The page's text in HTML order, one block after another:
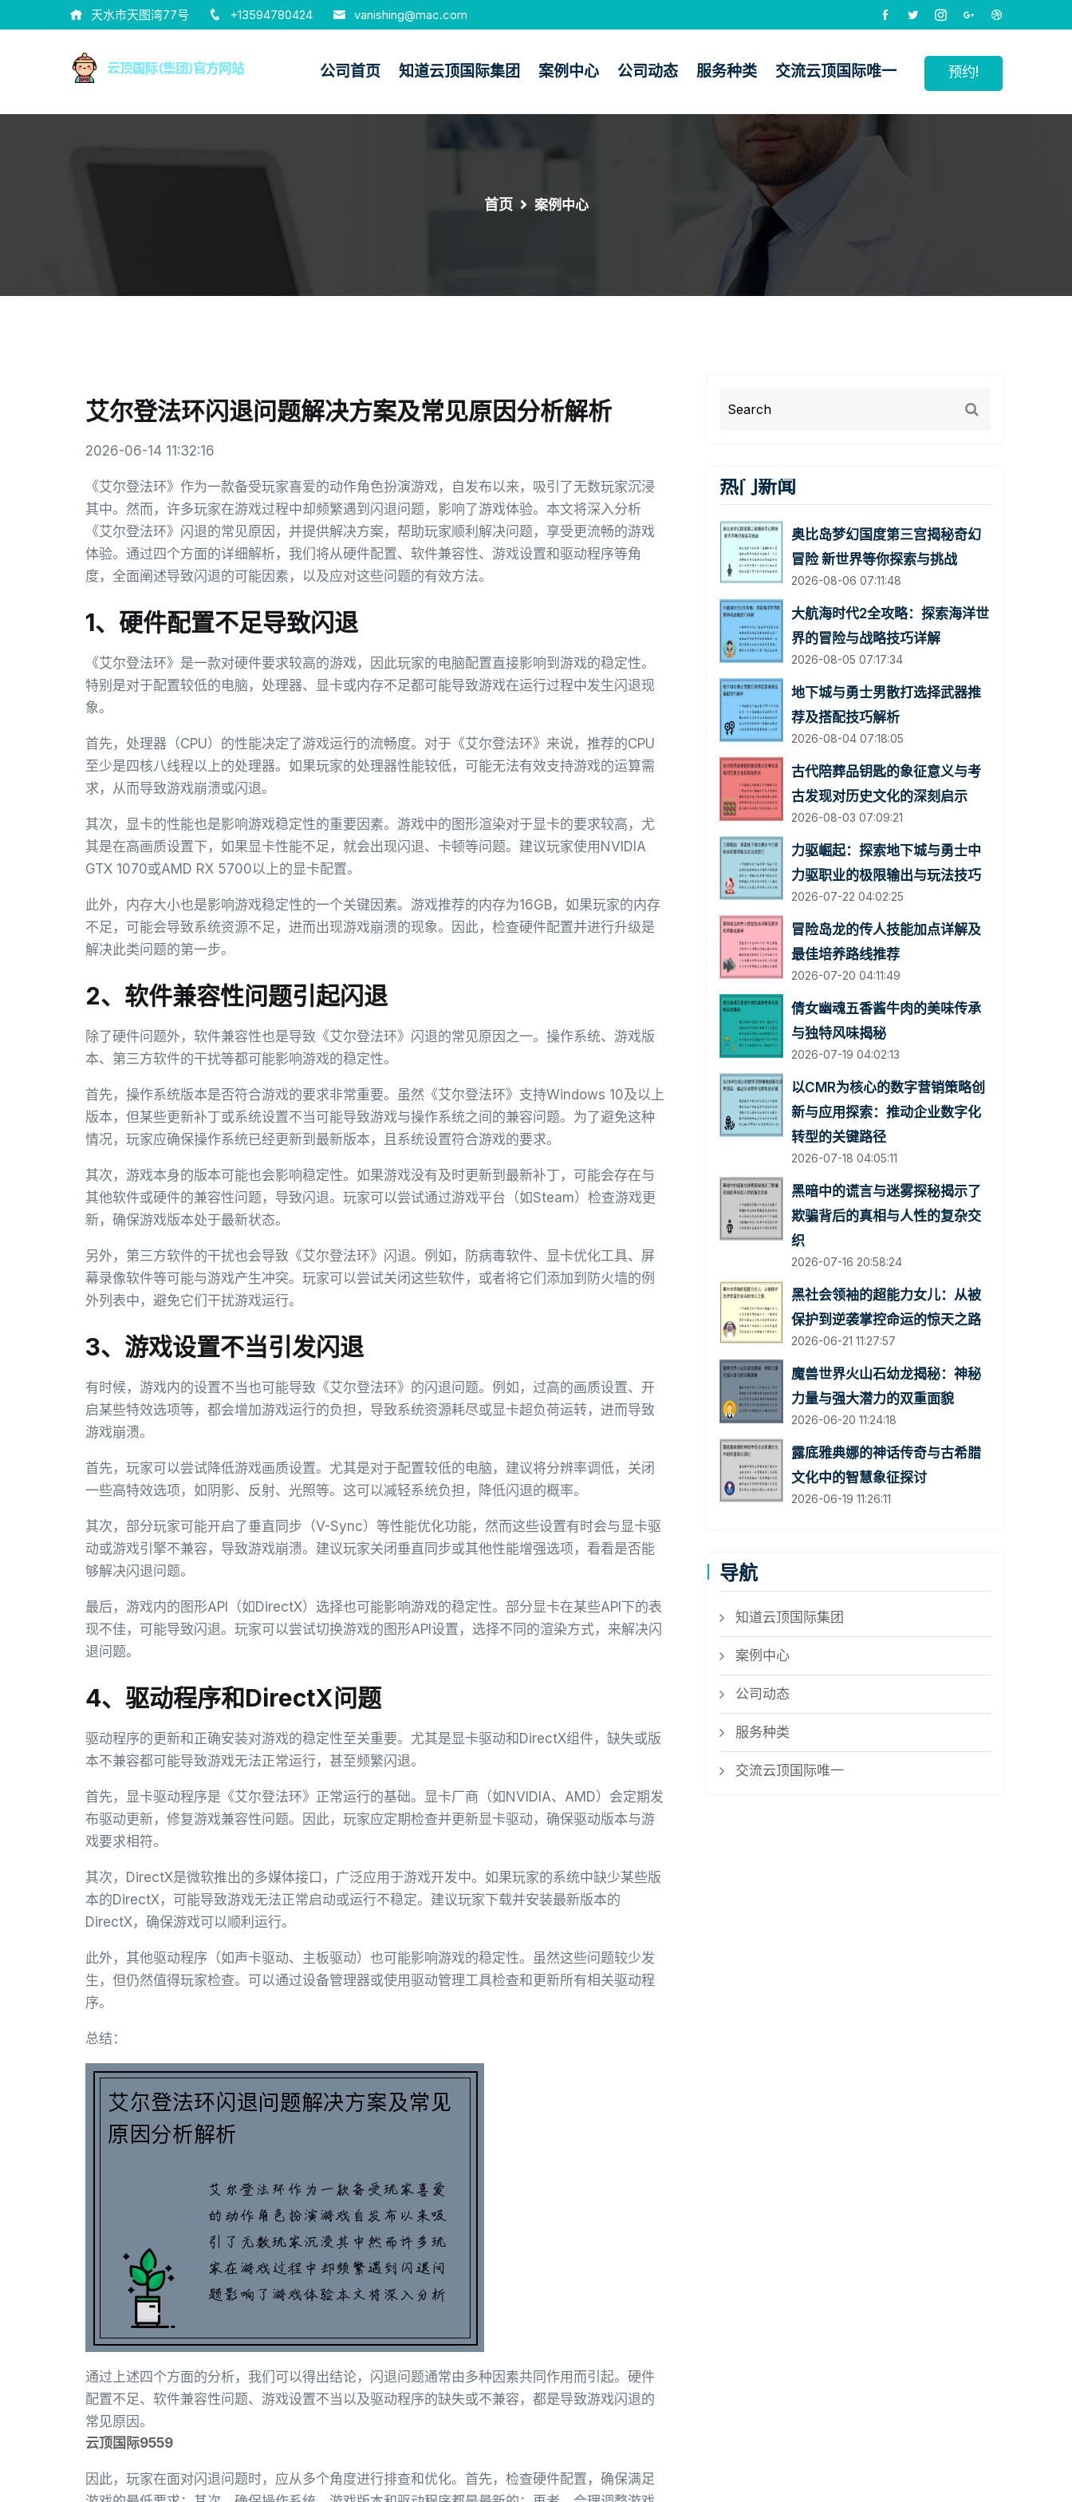
天水市天图湾77号 +13594780424 vanishing@mac.com
公司首页 知道云顶国际集团 案例中心 公司动态 服务种类 交流云顶国际唯一 预约!
首页 案例中心
艾尔登法环闪退问题解决方案及常见原因分析解析
2026-06-14 11:32:16
《艾尔登法环》作为一款备受玩家喜爱的动作角色扮演游戏，自发布以来，吸引了无数玩家沉浸
其中。然而，许多玩家在游戏过程中却频繁遇到闪退问题，影响了游戏体验。本文将深入分析
《艾尔登法环》闪退的常见原因，并提供解决方案，帮助玩家顺利解决问题，享受更流畅的游戏
体验。通过四个方面的详细解析，我们将从硬件配置、软件兼容性、游戏设置和驱动程序等角
度，全面阐述导致闪退的可能因素，以及应对这些问题的有效方法。
1、硬件配置不足导致闪退
《艾尔登法环》是一款对硬件要求较高的游戏，因此玩家的电脑配置直接影响到游戏的稳定性。
特别是对于配置较低的电脑，处理器、显卡或内存不足都可能导致游戏在运行过程中发生闪退现
象。
首先，处理器（CPU）的性能决定了游戏运行的流畅度。对于《艾尔登法环》来说，推荐的CPU
至少是四核八线程以上的处理器。如果玩家的处理器性能较低，可能无法有效支持游戏的运算需
求，从而导致游戏崩溃或闪退。
其次，显卡的性能也是影响游戏稳定性的重要因素。游戏中的图形渲染对于显卡的要求较高，尤
其是在高画质设置下，如果显卡性能不足，就会出现闪退、卡顿等问题。建议玩家使用NVIDIA
GTX 1070或AMD RX 5700以上的显卡配置。
此外，内存大小也是影响游戏稳定性的一个关键因素。游戏推荐的内存为16GB，如果玩家的内存
不足，可能会导致系统资源不足，进而出现游戏崩溃的现象。因此，检查硬件配置并进行升级是
解决此类问题的第一步。
2、软件兼容性问题引起闪退
除了硬件问题外，软件兼容性也是导致《艾尔登法环》闪退的常见原因之一。操作系统、游戏版
本、第三方软件的干扰等都可能影响游戏的稳定性。
首先，操作系统版本是否符合游戏的要求非常重要。虽然《艾尔登法环》支持Windows 10及以上
版本，但某些更新补丁或系统设置不当可能导致游戏与操作系统之间的兼容问题。为了避免这种
情况，玩家应确保操作系统已经更新到最新版本，且系统设置符合游戏的要求。
其次，游戏本身的版本可能也会影响稳定性。如果游戏没有及时更新到最新补丁，可能会存在与
其他软件或硬件的兼容性问题，导致闪退。玩家可以尝试通过游戏平台（如Steam）检查游戏更
新，确保游戏版本处于最新状态。
另外，第三方软件的干扰也会导致《艾尔登法环》闪退。例如，防病毒软件、显卡优化工具、屏
幕录像软件等可能与游戏产生冲突。玩家可以尝试关闭这些软件，或者将它们添加到防火墙的例
外列表中，避免它们干扰游戏运行。
3、游戏设置不当引发闪退
有时候，游戏内的设置不当也可能导致《艾尔登法环》的闪退问题。例如，过高的画质设置、开
启某些特效选项等，都会增加游戏运行的负担，导致系统资源耗尽或显卡超负荷运转，进而导致
游戏崩溃。
首先，玩家可以尝试降低游戏画质设置。尤其是对于配置较低的电脑，建议将分辨率调低，关闭
一些高特效选项，如阴影、反射、光照等。这可以减轻系统负担，降低闪退的概率。
其次，部分玩家可能开启了垂直同步（V-Sync）等性能优化功能，然而这些设置有时会与显卡驱
动或游戏引擎不兼容，导致游戏崩溃。建议玩家关闭垂直同步或其他性能增强选项，看看是否能
够解决闪退问题。
最后，游戏内的图形API（如DirectX）选择也可能影响游戏的稳定性。部分显卡在某些API下的表
现不佳，可能导致闪退。玩家可以尝试切换游戏的图形API设置，选择不同的渲染方式，来解决闪
退问题。
4、驱动程序和DirectX问题
驱动程序的更新和正确安装对游戏的稳定性至关重要。尤其是显卡驱动和DirectX组件，缺失或版
本不兼容都可能导致游戏无法正常运行，甚至频繁闪退。
首先，显卡驱动程序是《艾尔登法环》正常运行的基础。显卡厂商（如NVIDIA、AMD）会定期发
布驱动更新，修复游戏兼容性问题。因此，玩家应定期检查并更新显卡驱动，确保驱动版本与游
戏要求相符。
其次，DirectX是微软推出的多媒体接口，广泛应用于游戏开发中。如果玩家的系统中缺少某些版
本的DirectX，可能导致游戏无法正常启动或运行不稳定。建议玩家下载并安装最新版本的
DirectX，确保游戏可以顺利运行。
此外，其他驱动程序（如声卡驱动、主板驱动）也可能影响游戏的稳定性。虽然这些问题较少发
生，但仍然值得玩家检查。可以通过设备管理器或使用驱动管理工具检查和更新所有相关驱动程
序。
总结：
通过上述四个方面的分析，我们可以得出结论，闪退问题通常由多种因素共同作用而引起。硬件
配置不足、软件兼容性问题、游戏设置不当以及驱动程序的缺失或不兼容，都是导致游戏闪退的
常见原因。
云顶国际9559
因此，玩家在面对闪退问题时，应从多个角度进行排查和优化。首先，检查硬件配置，确保满足
热门新闻
奥比岛梦幻国度第三宫揭秘奇幻
冒险 新世界等你探索与挑战
2026-08-06 07:11:48
大航海时代2全攻略：探索海洋世
界的冒险与战略技巧详解
2026-08-05 07:17:34
地下城与勇士男散打选择武器推
荐及搭配技巧解析
2026-08-04 07:18:05
古代陪葬品钥匙的象征意义与考
古发现对历史文化的深刻启示
2026-08-03 07:09:21
力驱崛起：探索地下城与勇士中
力驱职业的极限输出与玩法技巧
2026-07-22 04:02:25
冒险岛龙的传人技能加点详解及
最佳培养路线推荐
2026-07-20 04:11:49
倩女幽魂五香酱牛肉的美味传承
与独特风味揭秘
2026-07-19 04:02:13
以CMR为核心的数字营销策略创
新与应用探索：推动企业数字化
转型的关键路径
2026-07-18 04:05:11
黑暗中的谎言与迷雾探秘揭示了
欺骗背后的真相与人性的复杂交
织
2026-07-16 20:58:24
黑社会领袖的超能力女儿：从被
保护到逆袭掌控命运的惊天之路
2026-06-21 11:27:57
魔兽世界火山石幼龙揭秘：神秘
力量与强大潜力的双重面貌
2026-06-20 11:24:18
露底雅典娜的神话传奇与古希腊
文化中的智慧象征探讨
2026-06-19 11:26:11
导航
知道云顶国际集团
案例中心
公司动态
服务种类
交流云顶国际唯一